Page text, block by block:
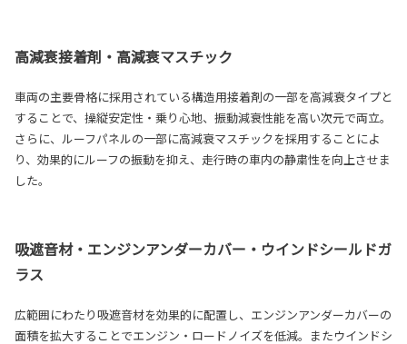
高減衰接着剤・高減衰マスチック
車両の主要骨格に採用されている構造用接着剤の一部を高減衰タイプと
することで、操縦安定性・乗り心地、振動減衰性能を高い次元で両立。
さらに、ルーフパネルの一部に高減衰マスチックを採用することによ
り、効果的にルーフの振動を抑え、走行時の車内の静粛性を向上させま
した。
吸遮音材・エンジンアンダーカバー・ウインドシールドガ
ラス
広範囲にわたり吸遮音材を効果的に配置し、エンジンアンダーカバーの
面積を拡大することでエンジン・ロードノイズを低減。またウインドシ